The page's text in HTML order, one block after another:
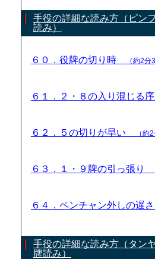
手役の詳細な読み方（ピン
読み）
６０．役牌の切り時 （約2分
６１．２・８の入り混じる
６２．５の切りが早い （約
６３．１・９牌の引っ張り
６４．ペンチャン外しの遅
手役の詳細な読み方（タン
牌読み）